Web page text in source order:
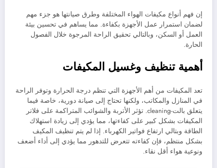
إن فهم أنواع مكيفات الهواء المختلفة وطرق صيانتها هو جزء مهم
لضمان استمرار عمل الأجهزة بكفاءة. مما يساهم في تحسين بيئة
العمل أو السكن، وبالتالي تحقيق الراحة المرجوة خلال الفصول
الحارة.
أهمية تنظيف وغسيل المكيفات
تعد المكيفات من أهم الأجهزة التي تنظم درجة الحرارة وتوفر الراحة
في المنازل والمكاتب، ولكنها تحتاج إلى صيانة دورية، خاصة فيما
يتعلق بالت-cleaning. تؤثر الأتربة والشوائب المتراكمة على فلاتر
المكيفات بشكل كبير على كفاءتها، مما يؤدي إلى زيادة استهلاك
الطاقة وبتالي ارتفاع فواتير الكهرباء. إذا لم يتم تنظيف المكيف
بشكل منتظم، فإن كفاءته تتعرض للتدهور مما يؤدي إلى أداء أضعف
ونوعية هواء أقل نقاء.